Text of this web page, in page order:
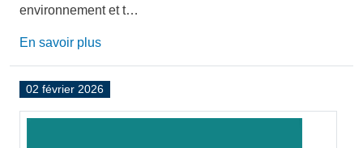
environnement et t…
En savoir plus
02 février 2026